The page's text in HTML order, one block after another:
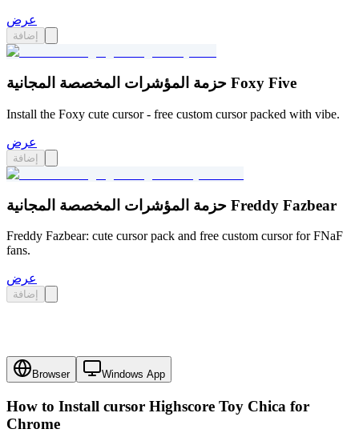
عرض
إضافة
حزمة المؤشرات المخصصة المجانية Foxy Five
Install the Foxy cute cursor - free custom cursor packed with vibe.
عرض
إضافة
حزمة المؤشرات المخصصة المجانية Freddy Fazbear
Freddy Fazbear: cute cursor pack and free custom cursor for FNaF
fans.
عرض
إضافة
Browser Windows App
How to Install cursor Highscore Toy Chica for
Chrome